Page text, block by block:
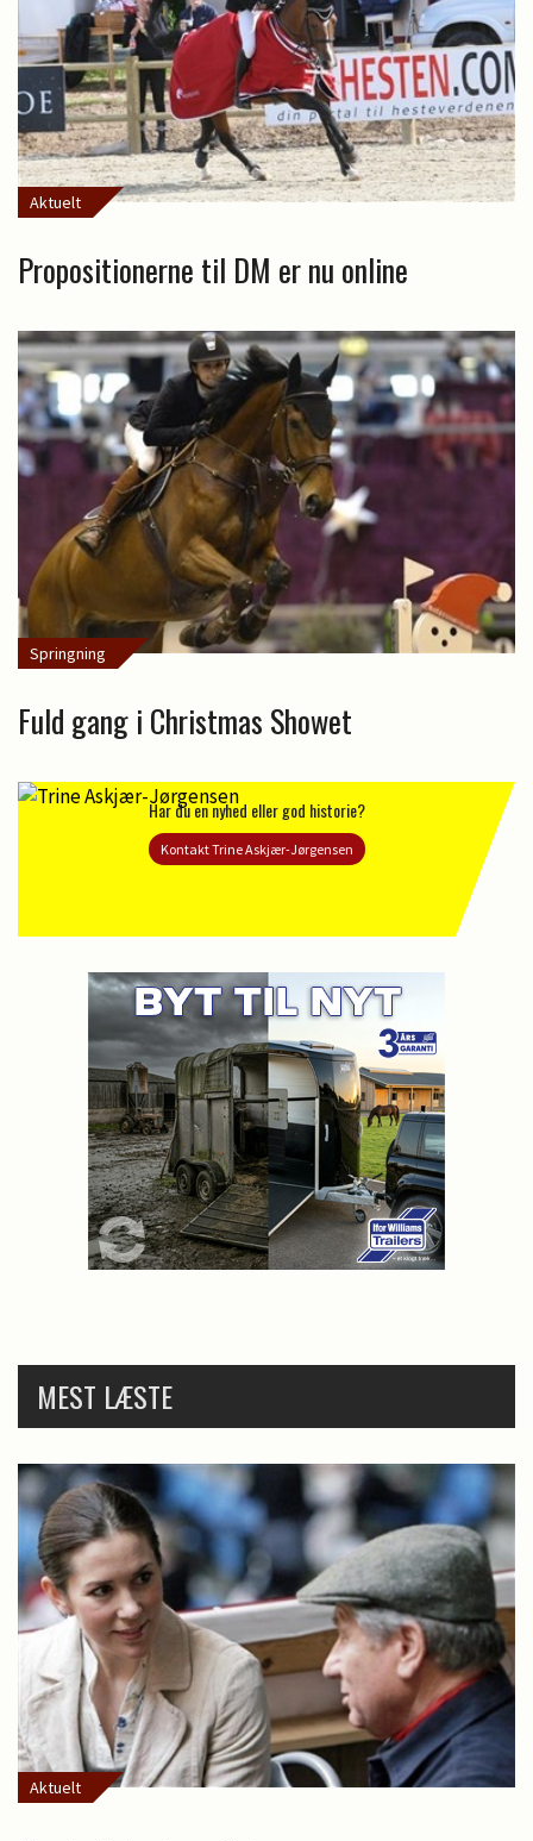
Aktuelt
Propositionerne til DM er nu online
Springning
Fuld gang i Christmas Showet
Har du en nyhed eller god historie?
Kontakt Trine Askjær-Jørgensen
MEST LÆSTE
Aktuelt